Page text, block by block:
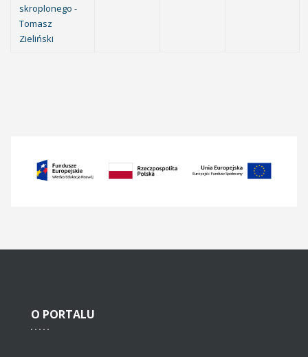
skroplonego -
Tomasz
Zieliński
O PORTALU